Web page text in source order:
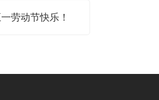
劳动节快乐！